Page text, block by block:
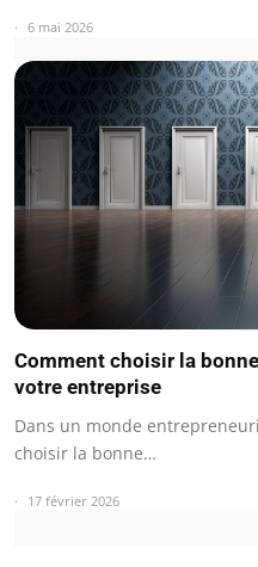
6 mai 2026
Comment choisir la
votre entreprise
Dans un monde
choisir la bonne…
17 février 2026